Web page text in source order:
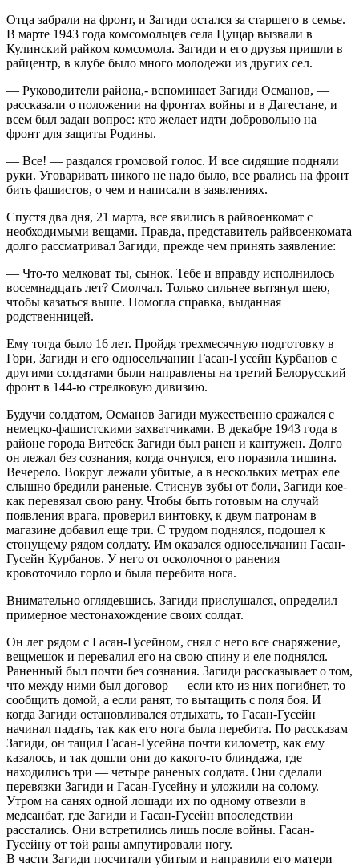
Отца забрали на фронт, и Загиди остался за старшего в семье.
В марте 1943 года комсомольцев села Цущар вызвали в
Кулинский райком комсомола. Загиди и его друзья пришли в
райцентр, в клубе было много молодежи из других сел.
— Руководители района,- вспоминает Загиди Османов, —
рассказали о положении на фронтах войны и в Дагестане, и
всем был задан вопрос: кто желает идти добровольно на
фронт для защиты Родины.
— Все! — раздался громовой голос. И все сидящие подняли
руки. Уговаривать никого не надо было, все рвались на фронт
бить фашистов, о чем и написали в заявлениях.
Спустя два дня, 21 марта, все явились в райвоенкомат с
необходимыми вещами. Правда, представитель райвоенкомата
долго рассматривал Загиди, прежде чем принять заявление:
— Что-то мелковат ты, сынок. Тебе и вправду исполнилось
восемнадцать лет? Смолчал. Только сильнее вытянул шею,
чтобы казаться выше. Помогла справка, выданная
родственницей.
Ему тогда было 16 лет. Пройдя трехмесячную подготовку в
Гори, Загиди и его односельчанин Гасан-Гусейн Курбанов с
другими солдатами были направлены на третий Белорусский
фронт в 144-ю стрелковую дивизию.
Будучи солдатом, Османов Загиди мужественно сражался с
немецко-фашистскими захватчиками. В декабре 1943 года в
районе города Витебск Загиди был ранен и кантужен. Долго
он лежал без сознания, когда очнулся, его поразила тишина.
Вечерело. Вокруг лежали убитые, а в нескольких метрах еле
слышно бредили раненые. Стиснув зубы от боли, Загиди кое-
как перевязал свою рану. Чтобы быть готовым на случай
появления врага, проверил винтовку, к двум патронам в
магазине добавил еще три. С трудом поднялся, подошел к
стонущему рядом солдату. Им оказался односельчанин Гасан-
Гусейн Курбанов. У него от осколочного ранения
кровоточило горло и была перебита нога.
Внимательно оглядевшись, Загиди прислушался, определил
примерное местонахождение своих солдат.
Он лег рядом с Гасан-Гусейном, снял с него все снаряжение,
вещмешок и перевалил его на свою спину и еле поднялся.
Раненный был почти без сознания. Загиди рассказывает о том,
что между ними был договор — если кто из них погибнет, то
сообщить домой, а если ранят, то вытащить с поля боя. И
когда Загиди остановливался отдыхать, то Гасан-Гусейн
начинал падать, так как его нога была перебита. По рассказам
Загиди, он тащил Гасан-Гусейна почти километр, как ему
казалось, и так дошли они до какого-то блиндажа, где
находились три — четыре раненых солдата. Они сделали
перевязки Загиди и Гасан-Гусейну и уложили на солому.
Утром на санях одной лошади их по одному отвезли в
медсанбат, где Загиди и Гасан-Гусейн впоследствии
расстались. Они встретились лишь после войны. Гасан-
Гусейну от той раны ампутировали ногу.
В части Загиди посчитали убитым и направили его матери